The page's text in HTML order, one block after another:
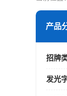
产品
招牌
发光